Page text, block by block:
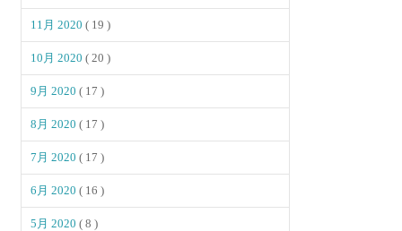
11月 2020( 19 )
10月 2020( 20 )
9月 2020( 17 )
8月 2020( 17 )
7月 2020( 17 )
6月 2020( 16 )
5月 2020( 8 )